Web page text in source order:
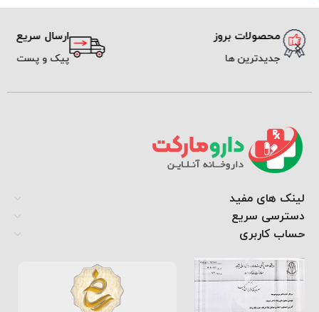
محصولات بروز
جدیدترین ها
ارسال سریع
پیک و پست
لینک های مفید
دسترسی سریع
حساب کاربری